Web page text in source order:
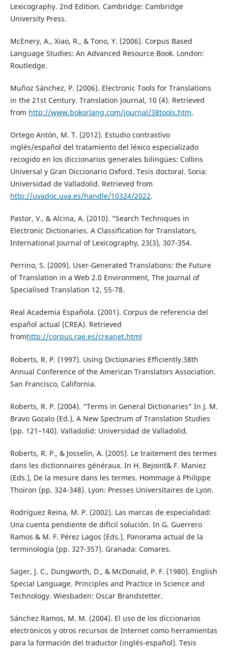
Lexicography. 2nd Edition. Cambridge: Cambridge
University Press.
McEnery, A., Xiao, R., & Tono, Y. (2006). Corpus Based
Language Studies: An Advanced Resource Book. London:
Routledge.
Muñoz Sánchez, P. (2006). Electronic Tools for Translations
in the 21st Century. Translation Journal, 10 (4). Retrieved
from http://www.bokorlang.com/journal/38tools.htm.
Ortego Antón, M. T. (2012). Estudio contrastivo
inglés/español del tratamiento del léxico especializado
recogido en los diccionarios generales bilingües: Collins
Universal y Gran Diccionario Oxford. Tesis doctoral. Soria:
Universidad de Valladolid. Retrieved from
http://uvadoc.uva.es/handle/10324/2022.
Pastor, V., & Alcina, A. (2010). “Search Techniques in
Electronic Dictionaries. A Classification for Translators,
International Journal of Lexicography, 23(3), 307-354.
Perrino, S. (2009). User-Generated Translations: the Future
of Translation in a Web 2.0 Environment, The Journal of
Specialised Translation 12, 55-78.
Real Academia Española. (2001). Corpus de referencia del
español actual (CREA). Retrieved
fromhttp://corpus.rae.es/creanet.html
Roberts, R. P. (1997). Using Dictionaries Efficiently.38th
Annual Conference of the American Translators Association.
San Francisco, California.
Roberts, R. P. (2004). “Terms in General Dictionaries” In J. M.
Bravo Gozalo (Ed.), A New Spectrum of Translation Studies
(pp. 121–140). Valladolid: Universidad de Valladolid.
Roberts, R. P., & Josselin, A. (2005). Le traitement des termes
dans les dictionnaires généraux. In H. Bejoint& F. Maniez
(Eds.), De la mesure dans les termes. Hommage à Philippe
Thoiron (pp. 324-348). Lyon: Presses Universitaires de Lyon.
Rodríguez Reina, M. P. (2002). Las marcas de especialidad:
Una cuenta pendiente de difícil solución. In G. Guerrero
Ramos & M. F. Pérez Lagos (Eds.), Panorama actual de la
terminología (pp. 327-357). Granada: Comares.
Sager, J. C., Dungworth, D., & McDonald, P. F. (1980). English
Special Language. Principles and Practice in Science and
Technology. Wiesbaden: Oscar Brandstetter.
Sánchez Ramos, M. M. (2004). El uso de los diccionarios
electrónicos y otros recursos de Internet como herramientas
para la formación del traductor (inglés-español). Tesis